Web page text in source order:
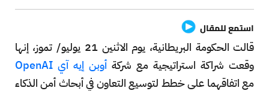
استمع للمقال
قالت الحكومة البريطانية، يوم الاثنين 21 يوليو/ تموز، إنها
وقعت شراكة استراتيجية مع شركةأوبن إيه آي OpenAI
مع اتفاقهما على خطط لتوسيع التعاون في أبحاث أمن الذكاء